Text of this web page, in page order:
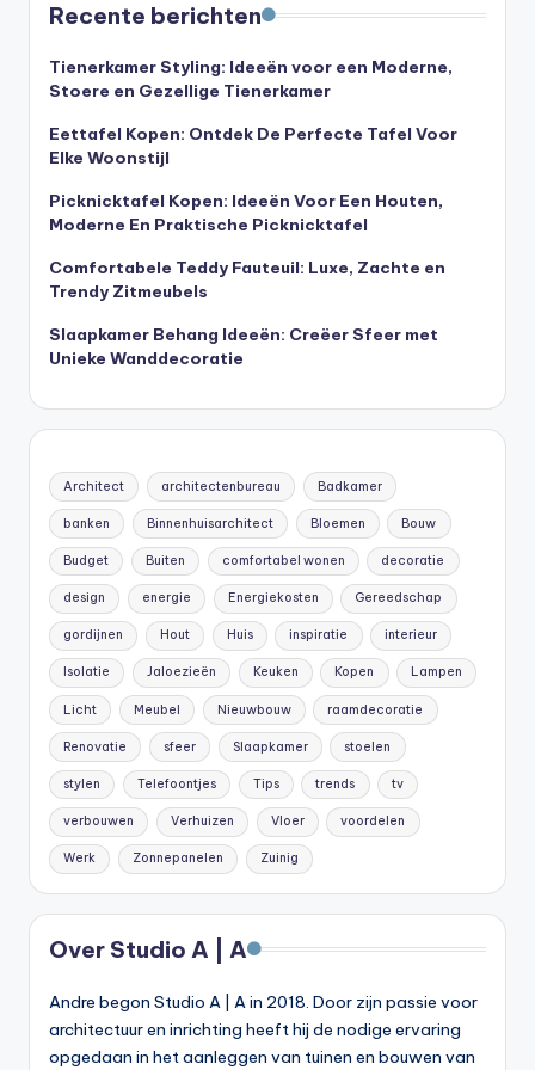
Recente berichten
Tienerkamer Styling: Ideeën voor een Moderne,
Stoere en Gezellige Tienerkamer
Eettafel Kopen: Ontdek De Perfecte Tafel Voor
Elke Woonstijl
Picknicktafel Kopen: Ideeën Voor Een Houten,
Moderne En Praktische Picknicktafel
Comfortabele Teddy Fauteuil: Luxe, Zachte en
Trendy Zitmeubels
Slaapkamer Behang Ideeën: Creëer Sfeer met
Unieke Wanddecoratie
Architect architectenbureau Badkamer
banken Binnenhuisarchitect Bloemen Bouw
Budget Buiten comfortabel wonen decoratie
design energie Energiekosten Gereedschap
gordijnen Hout Huis inspiratie interieur
Isolatie Jaloezieën Keuken Kopen Lampen
Licht Meubel Nieuwbouw raamdecoratie
Renovatie sfeer Slaapkamer stoelen
stylen Telefoontjes Tips trends tv
verbouwen Verhuizen Vloer voordelen
Werk Zonnepanelen Zuinig
Over Studio A | A
Andre begon Studio A | A in 2018. Door zijn passie voor
architectuur en inrichting heeft hij de nodige ervaring
opgedaan in het aanleggen van tuinen en bouwen van